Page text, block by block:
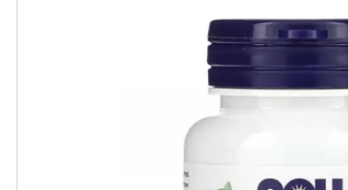
Рослинні олії першого